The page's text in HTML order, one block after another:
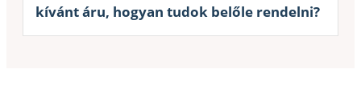
kívánt áru, hogyan tudok belőle rendelni?